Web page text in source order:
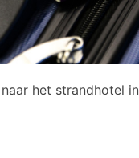
het strandhotel in